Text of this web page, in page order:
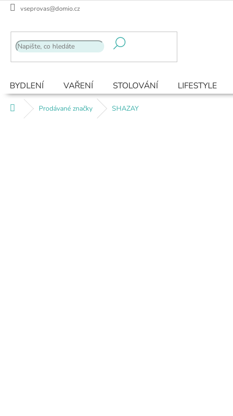
Přejít
vseprovas@domio.cz
BYDLENÍ VAŘENÍ STOLOVÁNÍ LIFESTYLE
Domů Prodávané značky SHAZAY